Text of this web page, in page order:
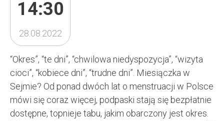
14:30
28.08.2022
“Okres”, “te dni”, “chwilowa niedyspozycja”, “wizyta
cioci”, “kobiece dni”, “trudne dni”. Miesiączka w
Sejmie? Od ponad dwóch lat o menstruacji w Polsce
mówi się coraz więcej, podpaski stają się bezpłatnie
dostępne, topnieje tabu, jakim obarczony jest okres.